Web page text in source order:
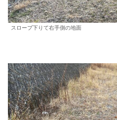
スロープ下りて右手側の地面